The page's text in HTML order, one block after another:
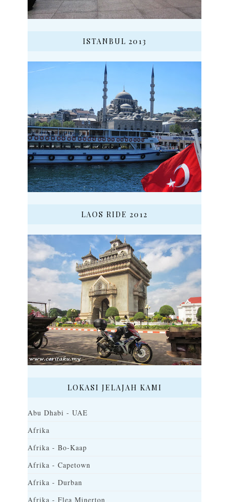
ISTANBUL 2013
LAOS RIDE 2012
LOKASI JELAJAH KAMI
Abu Dhabi - UAE
Afrika
Afrika - Bo-Kaap
Afrika - Capetown
Afrika - Durban
Afrika - Flea Minerton